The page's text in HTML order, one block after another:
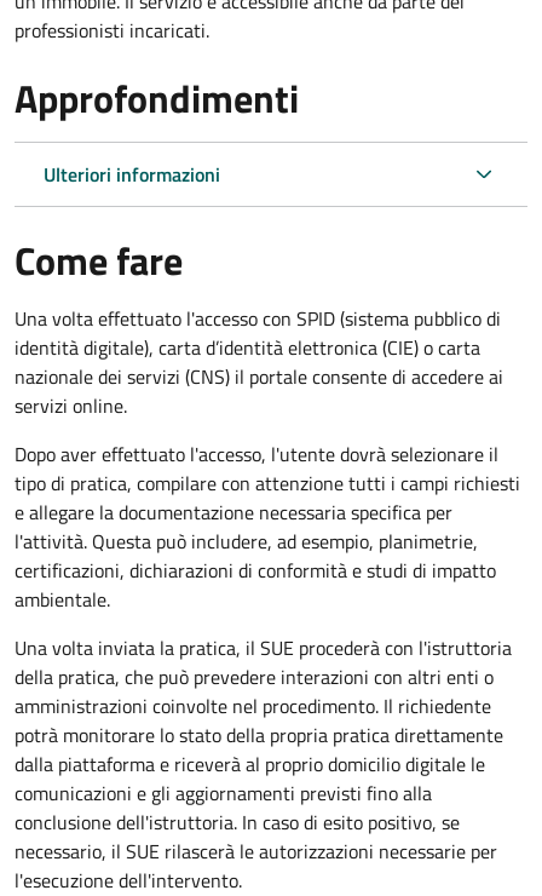
professionisti incaricati.
Approfondimenti
Ulteriori informazioni
Come fare
Una volta effettuato l'accesso con SPID (sistema pubblico di
identità digitale), carta d’identità elettronica (CIE) o carta
nazionale dei servizi (CNS) il portale consente di accedere ai
servizi online.
Dopo aver effettuato l'accesso, l'utente dovrà selezionare il
tipo di pratica, compilare con attenzione tutti i campi richiesti
e allegare la documentazione necessaria specifica per
l'attività. Questa può includere, ad esempio, planimetrie,
certificazioni, dichiarazioni di conformità e studi di impatto
ambientale.
Una volta inviata la pratica, il SUE procederà con l'istruttoria
della pratica, che può prevedere interazioni con altri enti o
amministrazioni coinvolte nel procedimento. Il richiedente
potrà monitorare lo stato della propria pratica direttamente
dalla piattaforma e riceverà al proprio domicilio digitale le
comunicazioni e gli aggiornamenti previsti fino alla
conclusione dell'istruttoria. In caso di esito positivo, se
necessario, il SUE rilascerà le autorizzazioni necessarie per
l'esecuzione dell'intervento.